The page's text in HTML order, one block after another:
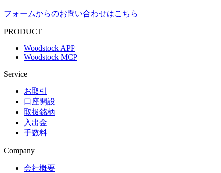
フォームからのお問い合わせはこちら
PRODUCT
Woodstock APP
Woodstock MCP
Service
お取引
口座開設
取扱銘柄
入出金
手数料
Company
会社概要